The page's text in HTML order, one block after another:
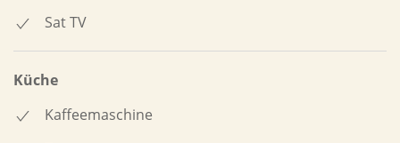
Sat TV
Küche
Kaffeemaschine